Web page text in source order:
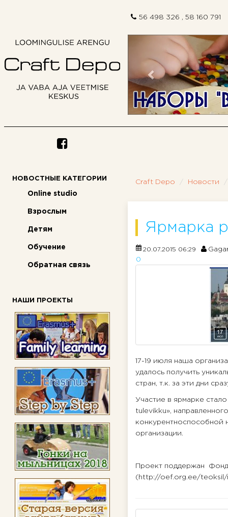
56 498 326 , 58 160 791
Предыдущий
НОВОСТНЫЕ КАТЕГОРИИ
Online studio
Взрослым
Детям
Обучение
Обратная связь
НАШИ ПРОЕКТЫ
Craft Depo Новости
Ярмарка
20.07.2015 06:29
0
17-19 июля наша
удалось получить
стран, т.к. за эти дни
Участие в ярмарке
tulevikku»,
конкурентноспособной
организации.
Проект поддержан
(http://oef.org.ee/